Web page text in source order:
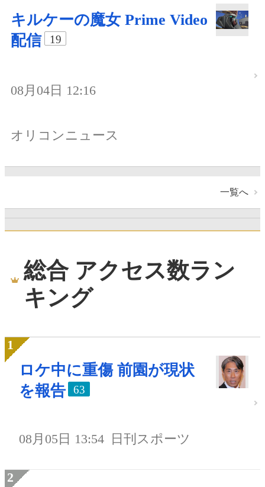
キルケーの魔女 Prime Video
配信
19
08月04日 12:16
オリコンニュース
一覧へ
総合 アクセス数ラン
キング
ロケ中に重傷 前園が現状
を報告
63
08月05日 13:54 日刊スポーツ